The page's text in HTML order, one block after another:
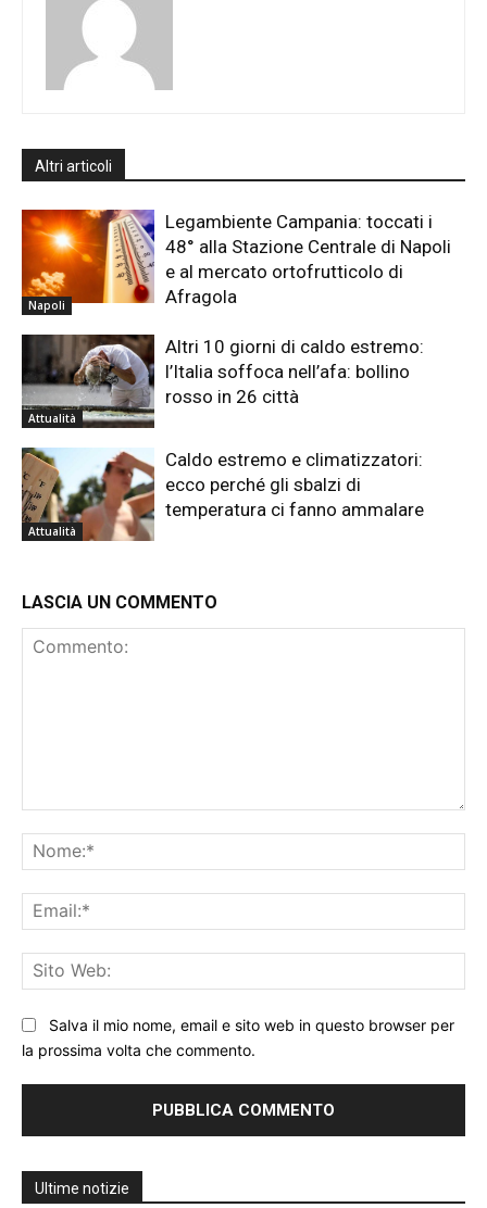
Altri articoli
Napoli
Legambiente Campania: toccati i
48° alla Stazione Centrale di Napoli
e al mercato ortofrutticolo di
Afragola
Attualità
Altri 10 giorni di caldo estremo:
l’Italia soffoca nell’afa: bollino
rosso in 26 città
Attualità
Caldo estremo e climatizzatori:
ecco perché gli sbalzi di
temperatura ci fanno ammalare
LASCIA UN COMMENTO
Salva il mio nome, email e sito web in questo browser per
la prossima volta che commento.
Ultime notizie